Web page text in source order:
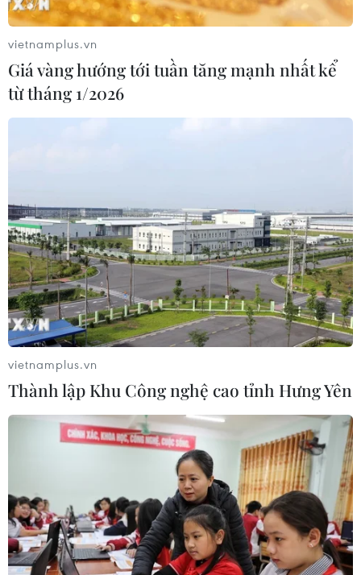
bật nhóm dầu khí
Tháo gỡ dứt điểm vướng mắc hiện
hữu dự án Nhà máy điện hạt nhân
Giá dầu tăng trước những lo ngại về
kế hoạch mở lại Eo biển Hormuz
07/08/2026 08:58
Masterise Homes đồng hành cùng
khách hàng trên toàn quốc với giải
pháp tài chính ưu việt
07/08/2026 08:39
Nhà đầu tư Anh đề xuất siêu dự án Tổ
hợp cảng biển 18 tỷ USD tại Quảng
Ninh
07/08/2026 08:33
Canh tác biển - động lực mới cho
vietnamplus.vn
Giá vàng hướng tới tuần tăng mạnh nhất kể
từ tháng 1/2026
vietnamplus.vn
Thành lập Khu Công nghệ cao tỉnh Hưng Yên